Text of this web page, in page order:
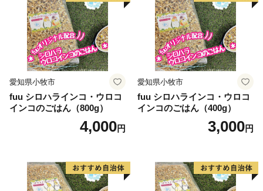
愛知県小牧市
fuu シロハラインコ・ウロコ
インコのごはん（800g）
4,000円
愛知県小牧市
fuu シロハラインコ・ウロコ
インコのごはん（400g）
3,000円